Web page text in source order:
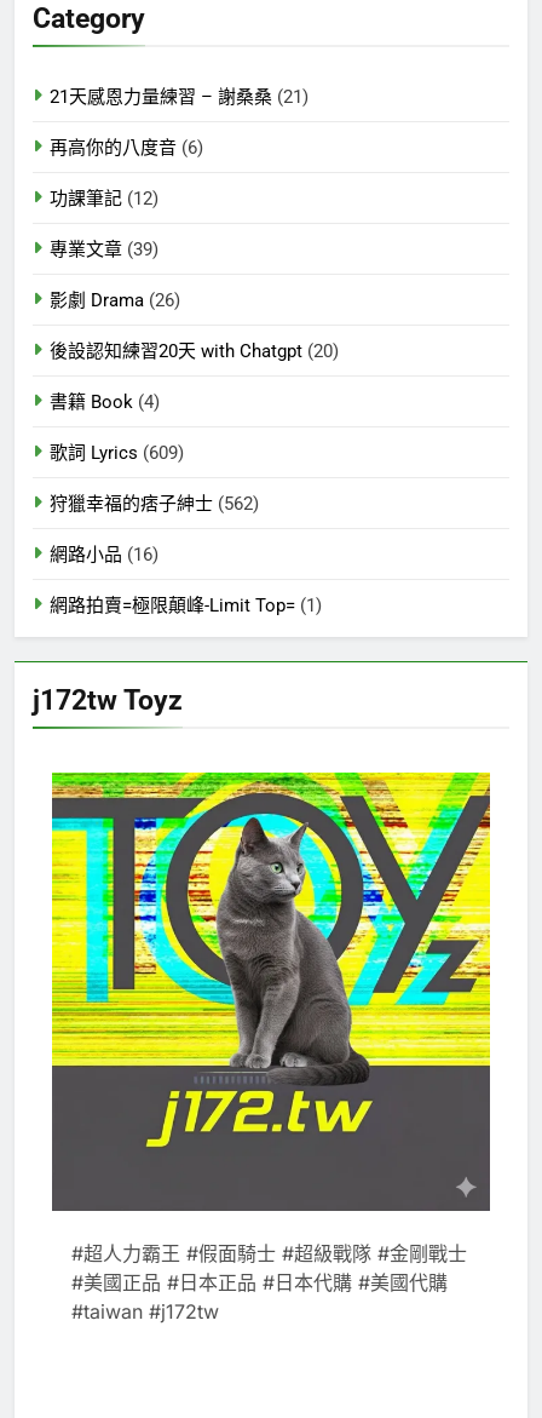
字:
Category
21天感恩力量練習 – 謝桑桑 (21)
再高你的八度音 (6)
功課筆記 (12)
專業文章 (39)
影劇 Drama (26)
後設認知練習20天 with Chatgpt (20)
書籍 Book (4)
歌詞 Lyrics (609)
狩獵幸福的痞子紳士 (562)
網路小品 (16)
網路拍賣=極限顛峰-Limit Top= (1)
j172tw Toyz
#超人力霸王 #假面騎士 #超級戰隊 #金剛戰士
#美國正品 #日本正品 #日本代購 #美國代購
#taiwan #j172tw